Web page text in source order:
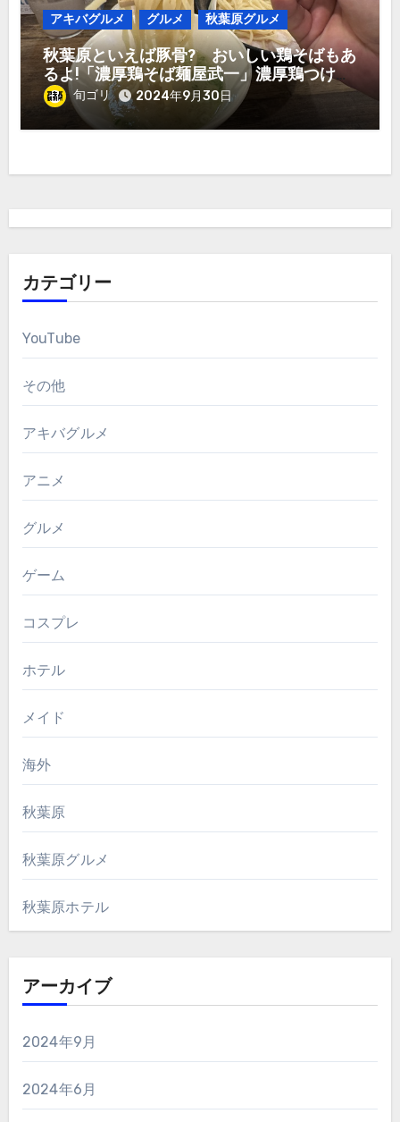
アキバグルメ グルメ 秋葉原グルメ
秋葉原といえば豚骨? おいしい鶏そばもあ
るよ!「濃厚鶏そば麺屋武一」濃厚鶏つけ麺
950円旬ゴリ 2024年9月30日
カテゴリー
YouTube
その他
アキバグルメ
アニメ
グルメ
ゲーム
コスプレ
ホテル
メイド
海外
秋葉原
秋葉原グルメ
秋葉原ホテル
アーカイブ
2024年9月
2024年6月